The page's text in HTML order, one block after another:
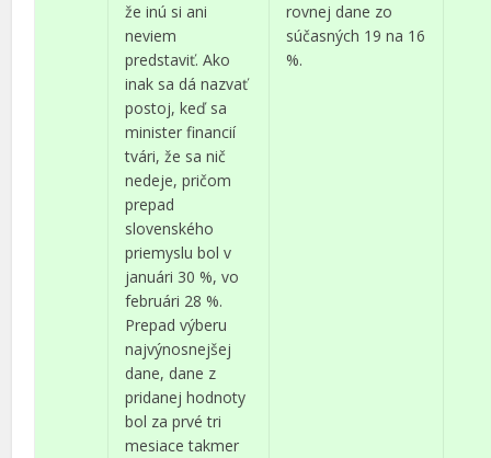
že inú si ani
neviem
predstaviť. Ako
inak sa dá nazvať
postoj, keď sa
minister financií
tvári, že sa nič
nedeje, pričom
prepad
slovenského
priemyslu bol v
januári 30 %, vo
februári 28 %.
Prepad výberu
najvýnosnejšej
dane, dane z
pridanej hodnoty
bol za prvé tri
mesiace takmer
rovnej dane zo
súčasných 19 na 16
%.